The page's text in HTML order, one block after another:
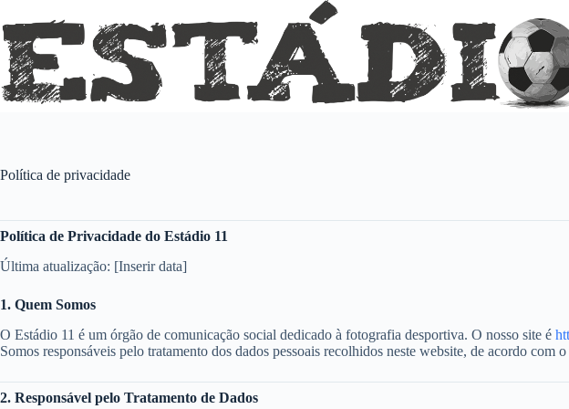
para
o
conteúdo
Política de privacidade
Política de Privacidade do Estádio 11
Última atualização: [Inserir data]
1. Quem Somos
O Estádio 11 é um órgão de comunicação social dedicado à fotografia desportiva. O nosso site é
Somos responsáveis pelo tratamento dos dados pessoais recolhidos neste website, de acordo com
2. Responsável pelo Tratamento de Dados